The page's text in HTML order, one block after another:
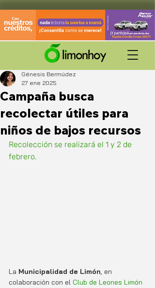
Campaña busca
recolectar útiles para
niños de bajos recursos
Génesis Bermúdez
27 ene 2025
Recolección se realizará el 1 y 2 de
febrero.
La Municipalidad de Limón, en
colaboración con el Club de Leones Limón